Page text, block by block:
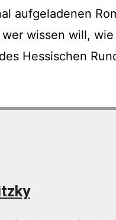
aufgeladenen
wissen will,
Hessischen